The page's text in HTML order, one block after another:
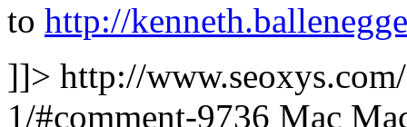
to http://
]]> http://
1/#comment-9736 Mac